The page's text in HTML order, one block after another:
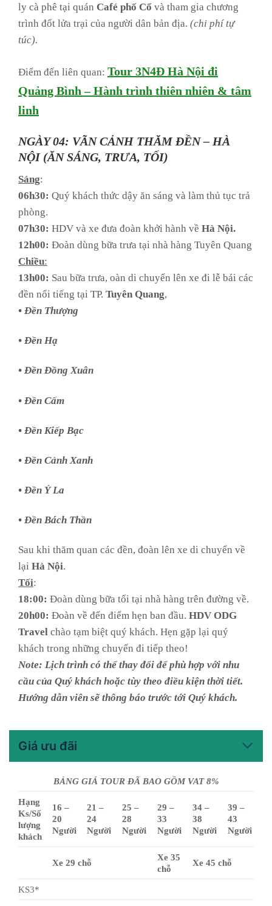
ly cà phê tại quán Café phố Cổ và tham gia chương
trình đốt lửa trại của người dân bản địa. (chi phí tự
túc).
Điểm đến liên quan: Tour 3N4Đ Hà Nội đi
Quảng Bình – Hành trình thiên nhiên & tâm
linh
NGÀY 04: VÃN CẢNH THĂM ĐỀN – HÀ
NỘI (ĂN SÁNG, TRƯA, TỐI)
Sáng:
06h30: Quý khách thức dậy ăn sáng và làm thủ tục trả
phòng.
07h30: HDV và xe đưa đoàn khởi hành về Hà Nội.
12h00: Đoàn dùng bữa trưa tại nhà hàng Tuyên Quang
Chiều:
13h00: Sau bữa trưa, oàn di chuyển lên xe đi lễ bái các
đền nổi tiếng tại TP. Tuyên Quang,
• Đền Thượng
• Đền Hạ
• Đền Đồng Xuân
• Đền Cấm
• Đền Kiếp Bạc
• Đền Cảnh Xanh
• Đền Ỷ La
• Đền Bách Thần
Sau khi thăm quan các đền, đoàn lên xe di chuyển về
lại Hà Nội.
Tối:
18:00: Đoàn dùng bữa tối tại nhà hàng trên đường về.
20h00: Đoàn về đến điểm hẹn ban đầu. HDV ODG
Travel chào tạm biệt quý khách. Hẹn gặp lại quý
khách trong những chuyến đi tiếp theo!
Note: Lịch trình có thể thay đổi để phù hợp với nhu
cầu của Quý khách hoặc tùy theo điều kiện thời tiết.
Hướng dẫn viên sẽ thông báo trước tới Quý khách.
Giá ưu đãi
BẢNG GIÁ TOUR ĐÃ BAO GỒM VAT 8%
Hạng
Ks/Số
lượng
khách
16 –
20
Người
21 –
24
Người
25 –
28
Người
29 –
33
Người
34 –
38
Người
39 –
43
Người
Xe 29 chỗ
Xe 35
chỗ
Xe 45 chỗ
KS3*